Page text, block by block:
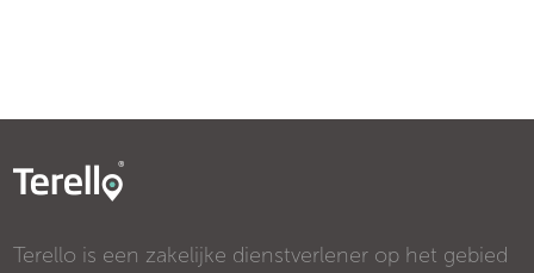
Terello is een zakelijke dienstverlener op het gebied